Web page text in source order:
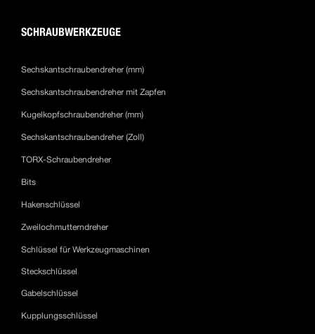
SCHRAUBWERKZEUGE
Sechskantschraubendreher (mm)
Sechskantschraubendreher mit Zapfen
Kugelkopfschraubendreher (mm)
Sechskantschraubendreher (Zoll)
TORX-Schraubendreher
Bits
Hakenschlüssel
Zweilochmutterndreher
Schlüssel für Werkzeugmaschinen
Steckschlüssel
Gabelschlüssel
Kupplungsschlüssel